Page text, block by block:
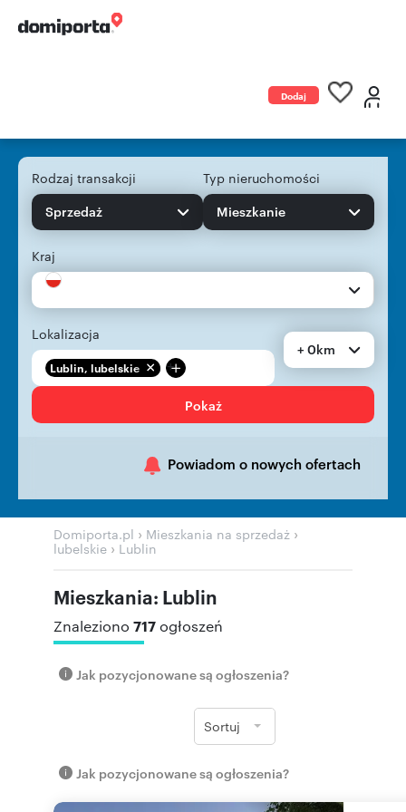
Dodaj
Rodzaj transakcji
Sprzedaż
Typ nieruchomości
Mieszkanie
Kraj
Lokalizacja
Lublin, lubelskie +
+ 0km
Pokaż
Powiadom o nowych ofertach
Domiporta.pl › Mieszkania na sprzedaż ›
lubelskie › Lublin
Mieszkania: Lublin
Znaleziono 717ogłoszeń
Jak pozycjonowane są ogłoszenia?
Sortuj
Jak pozycjonowane są ogłoszenia?